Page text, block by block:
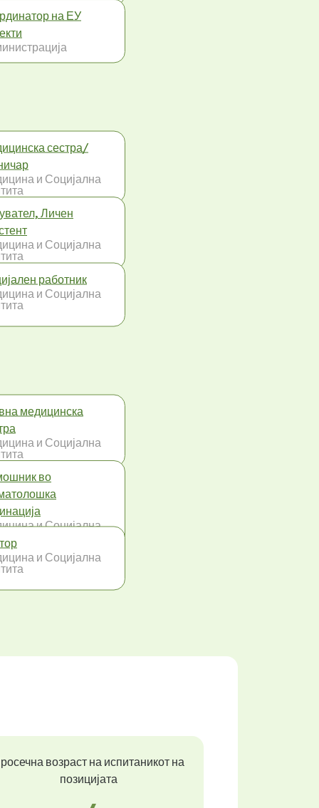
на ЕУ
сестра/
и Социјална
Личен
и Социјална
работник
и Социјална
медицинска
и Социјална
во
и Социјална
и Социјална
возраст на испитаникот на
позицијата